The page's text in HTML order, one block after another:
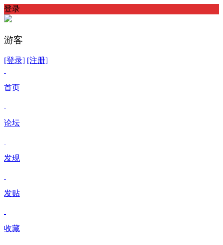
登录
游客
[登录] [注册]
首页
论坛
发现
发贴
收藏